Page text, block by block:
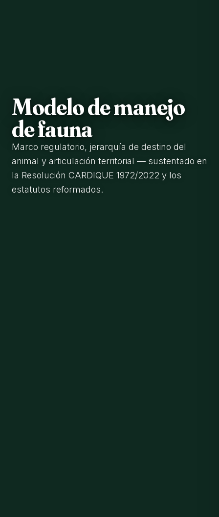
Modelo de manejo
de fauna
Marco regulatorio, jerarquía de destino del
animal y articulación territorial — sustentado en
la Resolución CARDIQUE 1972/2022 y los
estatutos reformados.